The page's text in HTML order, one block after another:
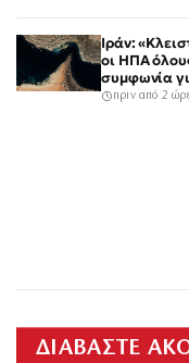
Ιράν:
οι ΗΠΑ
συμφωνία
πριν από 2
ΔΙΑΒΑΣΤΕ